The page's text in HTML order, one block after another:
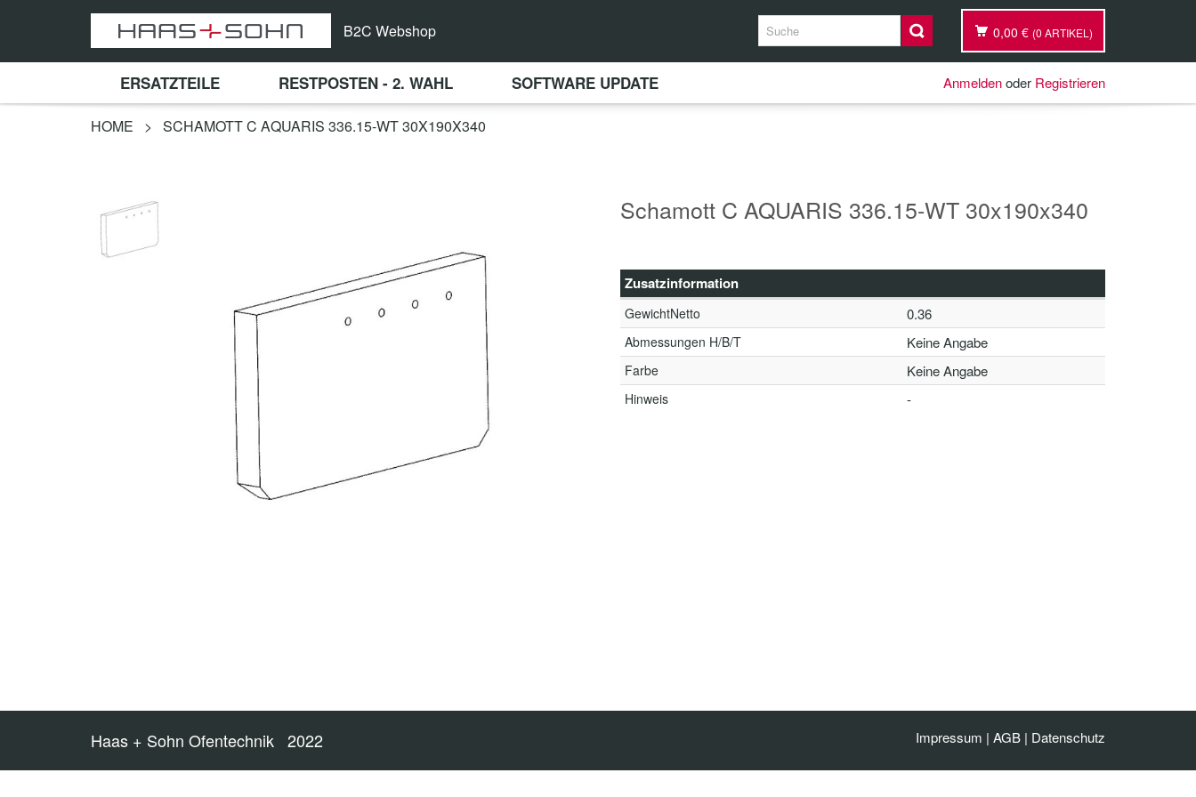
B2C Webshop 0,00 € (0 ARTIKEL)
ERSATZTEILE RESTPOSTEN - 2. WAHL SOFTWARE UPDATE Anmeldenoder Registrieren
HOME > SCHAMOTT C AQUARIS 336.15-WT 30X190X340
Schamott C AQUARIS 336.15-WT 30x190x340
Zusatzinformation
GewichtNetto 0.36
Abmessungen H/B/T Keine Angabe
Farbe Keine Angabe
Hinweis -
Haas + Sohn Ofentechnik 2022 Impressum | AGB | Datenschutz